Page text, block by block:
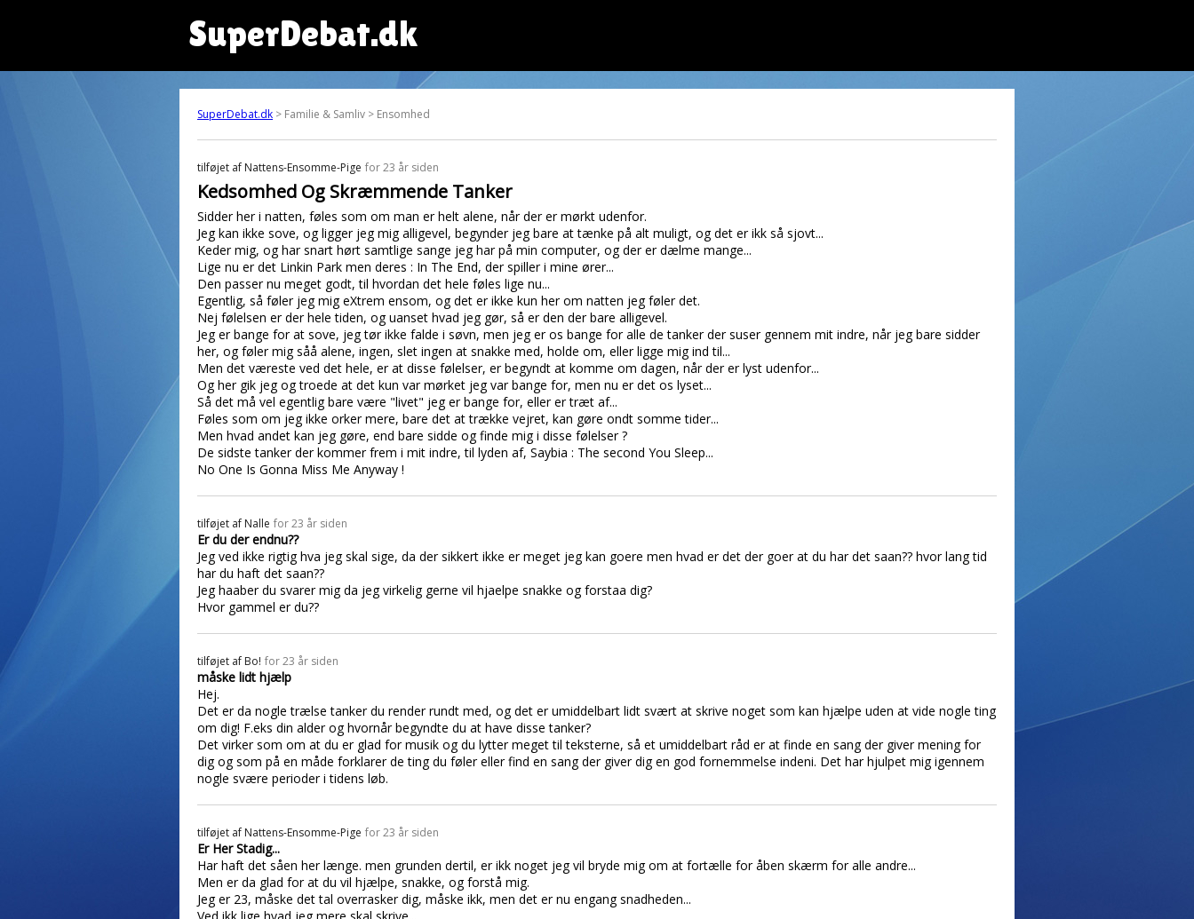
SuperDebat.dk
SuperDebat.dk > Familie & Samliv > Ensomhed
tilføjet af Nattens-Ensomme-Pige for 23 år siden
Kedsomhed Og Skræmmende Tanker
Sidder her i natten, føles som om man er helt alene, når der er mørkt udenfor.
Jeg kan ikke sove, og ligger jeg mig alligevel, begynder jeg bare at tænke på alt muligt, og det er ikk så sjovt...
Keder mig, og har snart hørt samtlige sange jeg har på min computer, og der er dælme mange...
Lige nu er det Linkin Park men deres : In The End, der spiller i mine ører...
Den passer nu meget godt, til hvordan det hele føles lige nu...
Egentlig, så føler jeg mig eXtrem ensom, og det er ikke kun her om natten jeg føler det.
Nej følelsen er der hele tiden, og uanset hvad jeg gør, så er den der bare alligevel.
Jeg er bange for at sove, jeg tør ikke falde i søvn, men jeg er os bange for alle de tanker der suser gennem mit indre, når jeg bare sidder
her, og føler mig såå alene, ingen, slet ingen at snakke med, holde om, eller ligge mig ind til...
Men det væreste ved det hele, er at disse følelser, er begyndt at komme om dagen, når der er lyst udenfor...
Og her gik jeg og troede at det kun var mørket jeg var bange for, men nu er det os lyset...
Så det må vel egentlig bare være "livet" jeg er bange for, eller er træt af...
Føles som om jeg ikke orker mere, bare det at trække vejret, kan gøre ondt somme tider...
Men hvad andet kan jeg gøre, end bare sidde og finde mig i disse følelser ?
De sidste tanker der kommer frem i mit indre, til lyden af, Saybia : The second You Sleep...
No One Is Gonna Miss Me Anyway !
tilføjet af Nalle for 23 år siden
Er du der endnu??
Jeg ved ikke rigtig hva jeg skal sige, da der sikkert ikke er meget jeg kan goere men hvad er det der goer at du har det saan?? hvor lang tid
har du haft det saan??
Jeg haaber du svarer mig da jeg virkelig gerne vil hjaelpe snakke og forstaa dig?
Hvor gammel er du??
tilføjet af Bo! for 23 år siden
måske lidt hjælp
Hej.
Det er da nogle trælse tanker du render rundt med, og det er umiddelbart lidt svært at skrive noget som kan hjælpe uden at vide nogle ting
om dig! F.eks din alder og hvornår begyndte du at have disse tanker?
Det virker som om at du er glad for musik og du lytter meget til teksterne, så et umiddelbart råd er at finde en sang der giver mening for
dig og som på en måde forklarer de ting du føler eller find en sang der giver dig en god fornemmelse indeni. Det har hjulpet mig igennem
nogle svære perioder i tidens løb.
tilføjet af Nattens-Ensomme-Pige for 23 år siden
Er Her Stadig...
Har haft det såen her længe. men grunden dertil, er ikk noget jeg vil bryde mig om at fortælle for åben skærm for alle andre...
Men er da glad for at du vil hjælpe, snakke, og forstå mig.
Jeg er 23, måske det tal overrasker dig, måske ikk, men det er nu engang snadheden...